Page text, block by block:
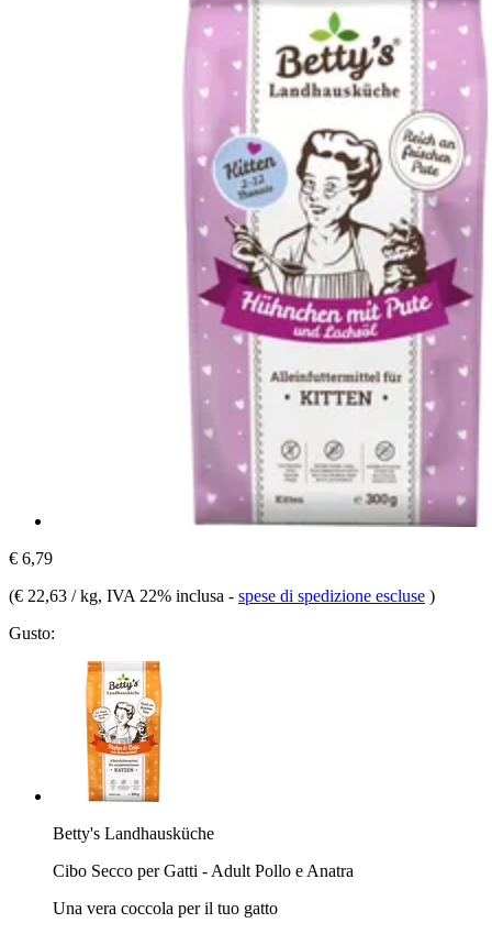
€ 6,79
(€ 22,63 / kg, IVA 22% inclusa - spese di spedizione escluse )
Gusto:
Betty's Landhausküche
Cibo Secco per Gatti - Adult Pollo e Anatra
Una vera coccola per il tuo gatto